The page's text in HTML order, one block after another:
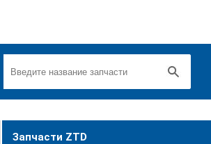
Запчасти ZTD